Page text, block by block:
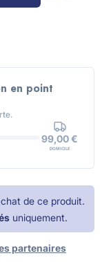
en point
99,00 €
DOMICILE
de ce produit.
uniquement.
partenaires